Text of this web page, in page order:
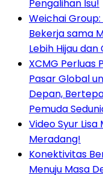
Pengalihan Isu!
Weichai
Bekerja sama
Lebih Hijau dan
XCMG Perluas
Pasar Global
Depan,
Pemuda
Video Syur
Meradang!
Konektivitas
Menuju Masa